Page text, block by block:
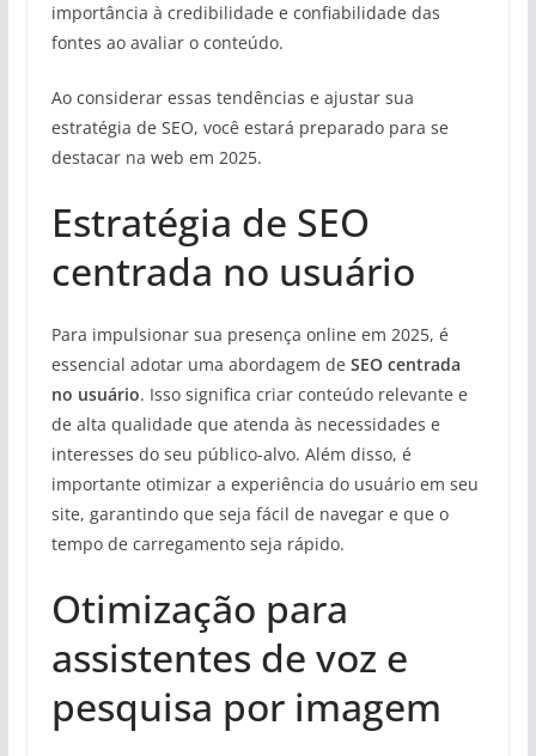
importância à credibilidade e confiabilidade das
fontes ao avaliar o conteúdo.
Ao considerar essas tendências e ajustar sua
estratégia de SEO, você estará preparado para se
destacar na web em 2025.
Estratégia de SEO
centrada no usuário
Para impulsionar sua presença online em 2025, é
essencial adotar uma abordagem de SEO centrada
no usuário. Isso significa criar conteúdo relevante e
de alta qualidade que atenda às necessidades e
interesses do seu público-alvo. Além disso, é
importante otimizar a experiência do usuário em seu
site, garantindo que seja fácil de navegar e que o
tempo de carregamento seja rápido.
Otimização para
assistentes de voz e
pesquisa por imagem